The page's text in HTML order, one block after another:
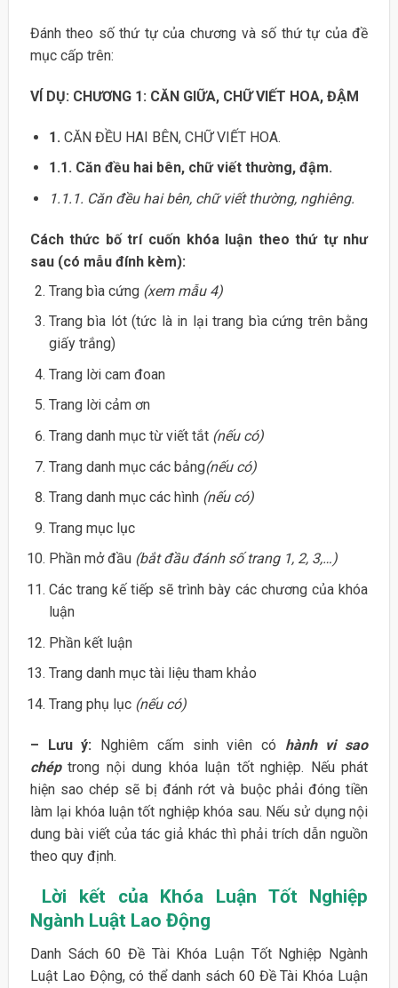
Đánh theo số thứ tự của chương và số thứ tự của đề
mục cấp trên:
VÍ DỤ: CHƯƠNG 1: CĂN GIỮA, CHỮ VIẾT HOA, ĐẬM
1. CĂN ĐỀU HAI BÊN, CHỮ VIẾT HOA.
1.1. Căn đều hai bên, chữ viết thường, đậm.
1.1.1. Căn đều hai bên, chữ viết thường, nghiêng.
Cách thức bố trí cuốn khóa luận theo thứ tự như
sau (có mẫu đính kèm):
Trang bìa cứng (xem mẫu 4)
Trang bìa lót (tức là in lại trang bìa cứng trên bằng
giấy trắng)
Trang lời cam đoan
Trang lời cảm ơn
Trang danh mục từ viết tắt (nếu có)
Trang danh mục các bảng(nếu có)
Trang danh mục các hình (nếu có)
Trang mục lục
Phần mở đầu (bắt đầu đánh số trang 1, 2, 3,…)
Các trang kế tiếp sẽ trình bày các chương của khóa
luận
Phần kết luận
Trang danh mục tài liệu tham khảo
Trang phụ lục (nếu có)
– Lưu ý: Nghiêm cấm sinh viên có hành vi sao
chéptrong nội dung khóa luận tốt nghiệp. Nếu phát
hiện sao chép sẽ bị đánh rớt và buộc phải đóng tiền
làm lại khóa luận tốt nghiệp khóa sau. Nếu sử dụng nội
dung bài viết của tác giả khác thì phải trích dẫn nguồn
theo quy định.
Lời kết của Khóa Luận Tốt Nghiệp
Ngành Luật Lao Động
Danh Sách 60 Đề Tài Khóa Luận Tốt Nghiệp Ngành
Luật Lao Động, có thể danh sách 60 Đề Tài Khóa Luận